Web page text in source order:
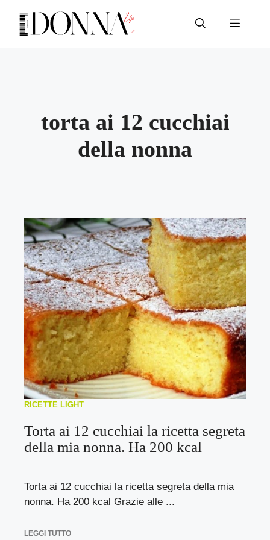
contenuto
Menu
torta ai 12 cucchiai
della nonna
RICETTE LIGHT
Torta ai 12 cucchiai la ricetta segreta
della mia nonna. Ha 200 kcal
Torta ai 12 cucchiai la ricetta segreta della mia
nonna. Ha 200 kcal Grazie alle ...
LEGGI TUTTO